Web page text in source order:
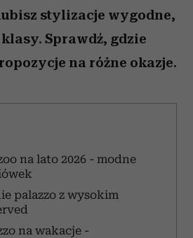
stylizacje wygodne,
Sprawdź, gdzie
na różne okazje.
na lato 2026 - modne
palazzo z wysokim
na wakacje -